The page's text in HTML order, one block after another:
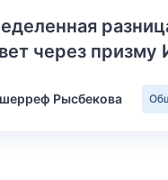
через призму
Рысбекова